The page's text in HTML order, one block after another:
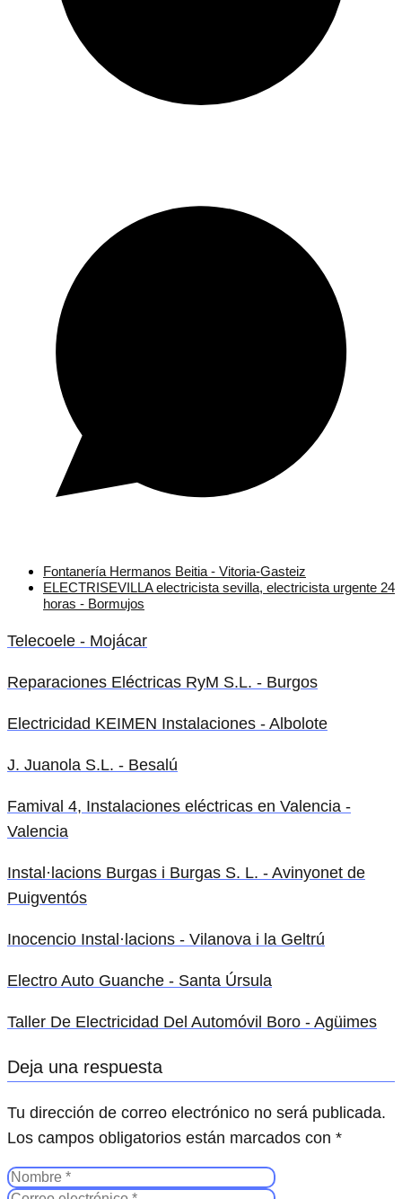
Fontanería Hermanos Beitia - Vitoria-Gasteiz
ELECTRISEVILLA electricista sevilla, electricista urgente 24
horas - Bormujos
Telecoele - Mojácar
Reparaciones Eléctricas RyM S.L. - Burgos
Electricidad KEIMEN Instalaciones - Albolote
J. Juanola S.L. - Besalú
Famival 4, Instalaciones eléctricas en Valencia -
Valencia
Instal·lacions Burgas i Burgas S. L. - Avinyonet de
Puigventós
Inocencio Instal·lacions - Vilanova i la Geltrú
Electro Auto Guanche - Santa Úrsula
Taller De Electricidad Del Automóvil Boro - Agüimes
Deja una respuesta
Tu dirección de correo electrónico no será publicada.
Los campos obligatorios están marcados con *